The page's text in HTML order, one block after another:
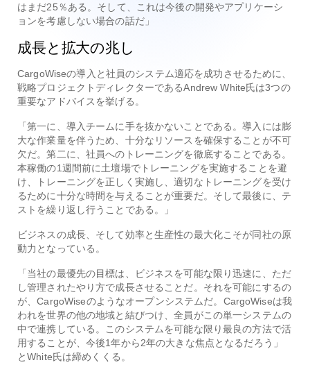
はまだ25％ある。そして、これは今後の開発やアプリケーシ
ョンを考慮しない場合の話だ」
成長と拡大の兆し
CargoWiseの導入と社員のシステム適応を成功させるために、
戦略プロジェクトディレクターであるAndrew White氏は3つの
重要なアドバイスを挙げる。
「第一に、導入チームに手を抜かないことである。導入には膨
大な作業量を伴うため、十分なリソースを確保することが不可
欠だ。第二に、社員へのトレーニングを徹底することである。
本稼働の1週間前に土壇場でトレーニングを実施することを避
け、トレーニングを正しく実施し、適切なトレーニングを受け
るために十分な時間を与えることが重要だ。そして最後に、テ
ストを繰り返し行うことである。」
ビジネスの成長、そして効率と生産性の最大化こそが同社の原
動力となっている。
「当社の最優先の目標は、ビジネスを可能な限り迅速に、ただ
し管理されたやり方で成長させることだ。それを可能にするの
が、CargoWiseのようなオープンシステムだ。CargoWiseは我
われを世界の他の地域と結びつけ、全員がこの単一システムの
中で連携している。このシステムを可能な限り最良の方法で活
用することが、今後1年から2年の大きな焦点となるだろう」
とWhite氏は締めくくる。